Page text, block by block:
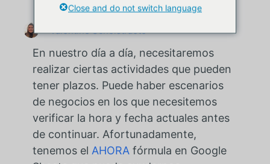
Valentine Schelstraete
En nuestro día a día, necesitaremos
realizar ciertas actividades que pueden
tener plazos. Puede haber escenarios
de negocios en los que necesitemos
verificar la hora y fecha actuales antes
de continuar. Afortunadamente,
tenemos el AHORAfórmula en Google
Close and do not switch language